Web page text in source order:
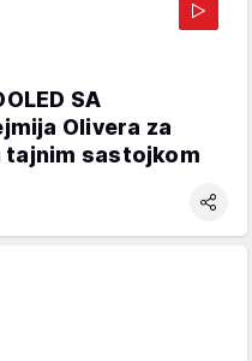
SA
Olivera za
sastojkom